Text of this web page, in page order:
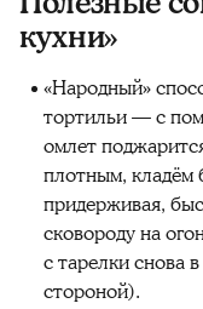
кухни»
«Народный»
тортильи — с
омлет
плотным, кладём
придерживая,
сковороду на
с тарелки снова
стороной).